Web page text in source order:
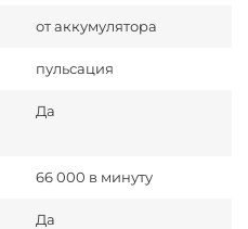
от аккумулятора
пульсация
Да
66 000 в минуту
Да